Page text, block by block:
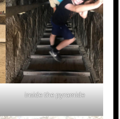
inside the pyramide